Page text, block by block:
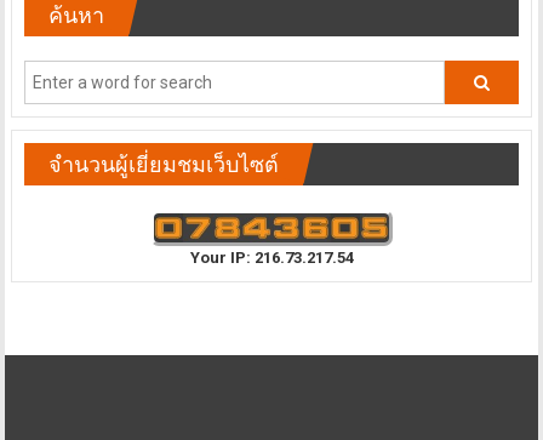
ค้นหา
จำนวนผู้เยี่ยมชมเว็บไซต์
Your IP: 216.73.217.54